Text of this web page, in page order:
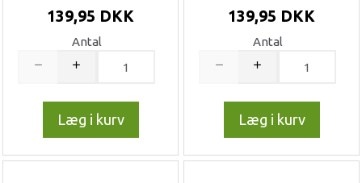
139,95 DKK
Antal
Læg i kurv
139,95 DKK
Antal
Læg i kurv